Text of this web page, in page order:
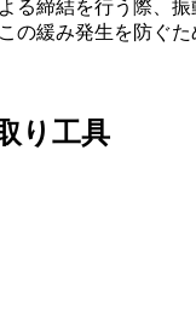
る締結を行う際、
の緩み発生を防ぐた
り工具